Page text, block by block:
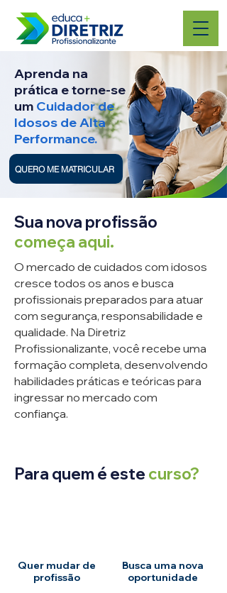
Aprenda na
prática e torne-se
um Cuidador de
Idosos de Alta
Performance.
QUERO ME MATRICULAR
Sua nova profissão
começa aqui.
O mercado de cuidados com idosos
cresce todos os anos e busca
profissionais preparados para atuar
com segurança, responsabilidade e
qualidade. Na Diretriz
Profissionalizante, você recebe uma
formação completa, desenvolvendo
habilidades práticas e teóricas para
ingressar no mercado com
confiança.
Para quem é este curso?
Quer mudar de
profissão
Busca uma nova
oportunidade